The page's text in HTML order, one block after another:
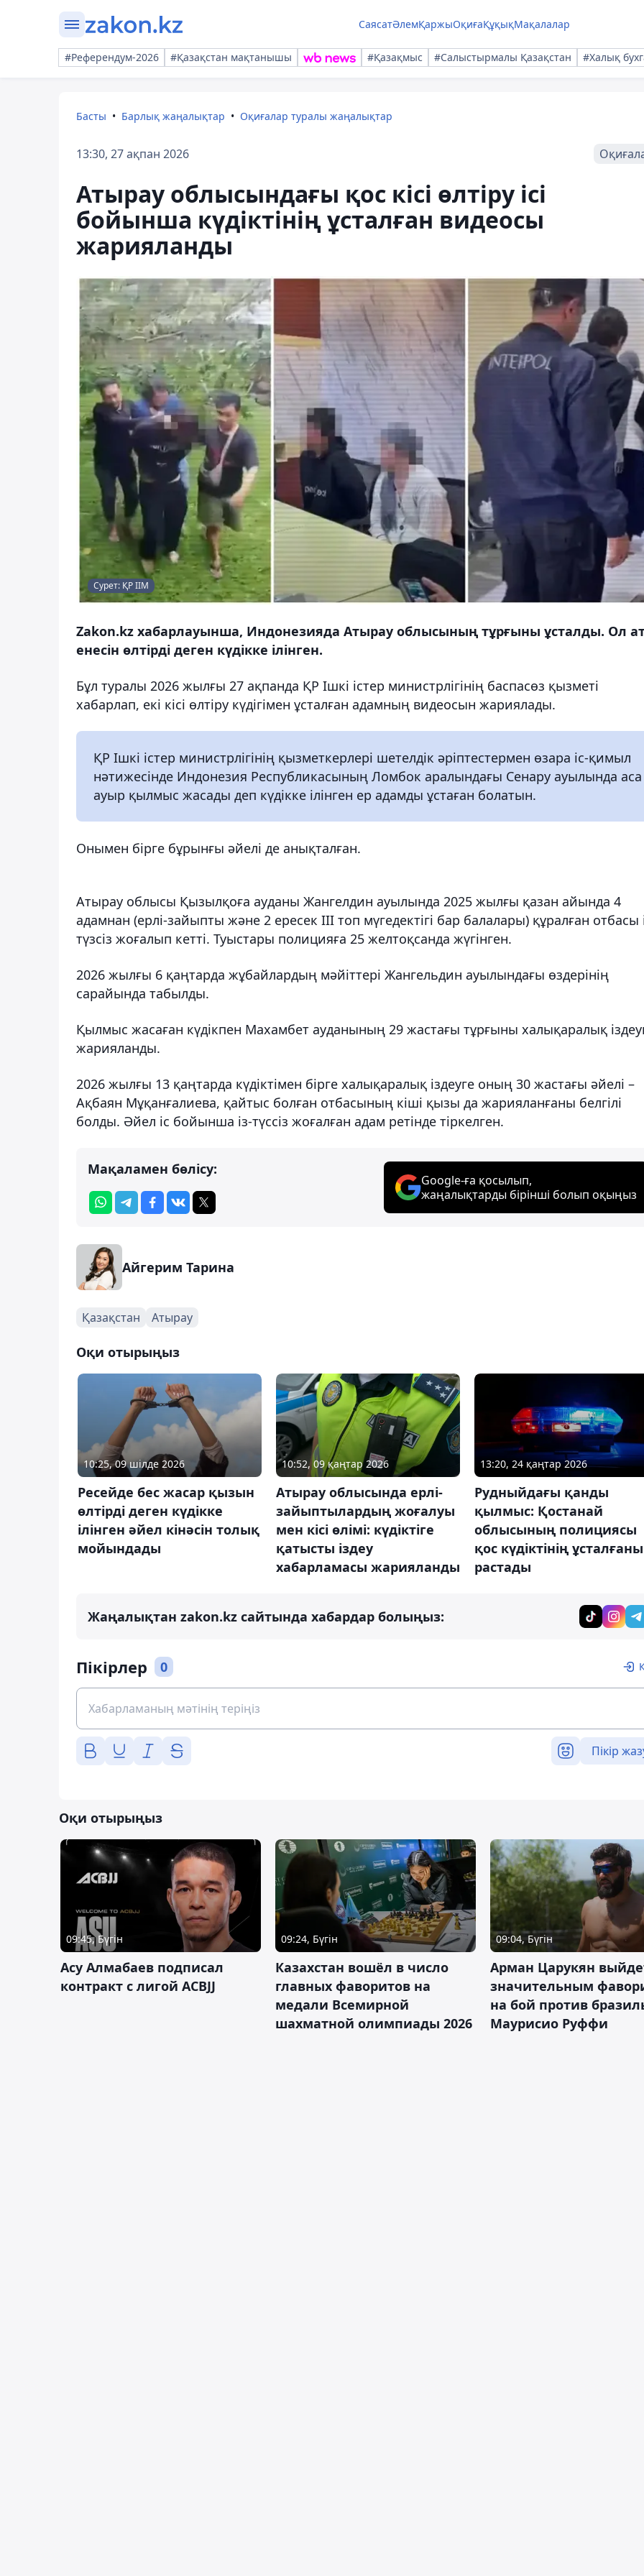
СаясатӘлемҚаржыОқиғаҚұқықМақалалар
#Референдум-2026 #Қазақстан мақтанышы #Қазақмыс #Салыстырмалы Қазақстан #Халық
Басты Барлық жаңалықтар Оқиғалар туралы жаңалықтар
13:30, 27 ақпан 2026
Атырау облысындағы қос кісі өлтіру ісі
бойынша күдіктінің ұсталған видеосы
жарияланды
Сурет: ҚР ІІМ
Zakon.kz хабарлауынша, Индонезияда Атырау облысының тұрғыны ұсталды. Ол
енесін өлтірді деген күдікке ілінген.
Бұл туралы 2026 жылғы 27 ақпанда ҚР Ішкі істер министрлігінің баспасөз қызметі
хабарлап, екі кісі өлтіру күдігімен ұсталған адамның видеосын жариялады.
ҚР Ішкі істер министрлігінің қызметкерлері шетелдік әріптестермен өзара іс-қимыл
нәтижесінде Индонезия Республикасының Ломбок аралындағы Сенару ауылында аса
ауыр қылмыс жасады деп күдікке ілінген ер адамды ұстаған болатын.
Онымен бірге бұрынғы әйелі де анықталған.
Атырау облысы Қызылқоға ауданы Жангелдин ауылында 2025 жылғы қазан айында 4
адамнан (ерлі-зайыпты және 2 ересек III топ мүгедектігі бар балалары) құралған отбасы
түзсіз жоғалып кетті. Туыстары полицияға 25 желтоқсанда жүгінген.
2026 жылғы 6 қаңтарда жұбайлардың мәйіттері Жангельдин ауылындағы өздерінің
сарайында табылды.
Қылмыс жасаған күдікпен Махамбет ауданының 29 жастағы тұрғыны халықаралық
жарияланды.
2026 жылғы 13 қаңтарда күдіктімен бірге халықаралық іздеуге оның 30 жастағы әйелі –
Ақбаян Мұқанғалиева, қайтыс болған отбасының кіші қызы да жарияланғаны белгілі
болды. Әйел іс бойынша із-түссіз жоғалған адам ретінде тіркелген.
Мақаламен бөлісу:
Google-ға қосылып,
жаңалықтарды бірінші болып оқыңыз
Айгерим Тарина
Қазақстан Атырау
Оқи отырыңыз
10:25, 09 шілде 2026
Ресейде бес жасар қызын
өлтірді деген күдікке
ілінген әйел кінәсін толық
мойындады
10:52, 09 қаңтар 2026
Атырау облысында ерлі-
зайыптылардың жоғалуы
мен кісі өлімі: күдіктіге
қатысты іздеу
хабарламасы жарияланды
13:20, 24 қаңтар 2026
Рудныйдағы қанды
қылмыс: Қостанай
облысының полициясы
қос күдіктінің
растады
Жаңалықтан zakon.kz сайтында хабардар болыңыз:
Пікірлер 0
Пікір
Оқи отырыңыз
09:45, Бүгін
Асу Алмабаев подписал
контракт с лигой ACBJJ
09:24, Бүгін
Казахстан вошёл в число
главных фаворитов на
медали Всемирной
шахматной олимпиады 2026
09:04, Бүгін
Арман Царукян
значительным
на бой против
Маурисио Руффи